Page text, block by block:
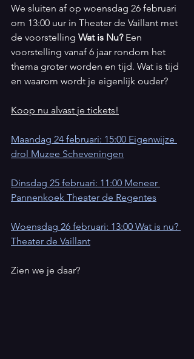
We sluiten af op woensdag 26 februari
om 13:00 uur in Theater de Vaillant met
de voorstelling Wat is Nu? Een
voorstelling vanaf 6 jaar rondom het
thema groter worden en tijd. Wat is tijd
en waarom wordt je eigenlijk ouder?
Koop nu alvast je tickets!
Maandag 24 februari: 15:00 Eigenwijze
drol Muzee Scheveningen
Dinsdag 25 februari: 11:00 Meneer
Pannenkoek Theater de Regentes
Woensdag 26 februari: 13:00 Wat is nu?
Theater de Vaillant
Zien we je daar?